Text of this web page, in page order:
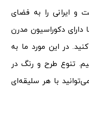
و ایرانی را به فضای
دارای دکوراسیون مدرن
در این مورد ما به
تنوع طرح و رنگ در
با هر سلیقه‌ای